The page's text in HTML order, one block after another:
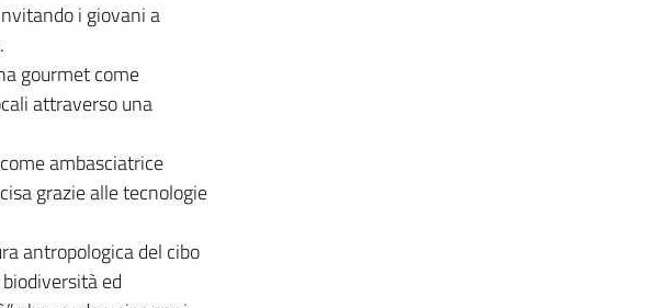
i giovani a
gourmet come
attraverso una
ambasciatrice
grazie alle tecnologie
antropologica del cibo
ed